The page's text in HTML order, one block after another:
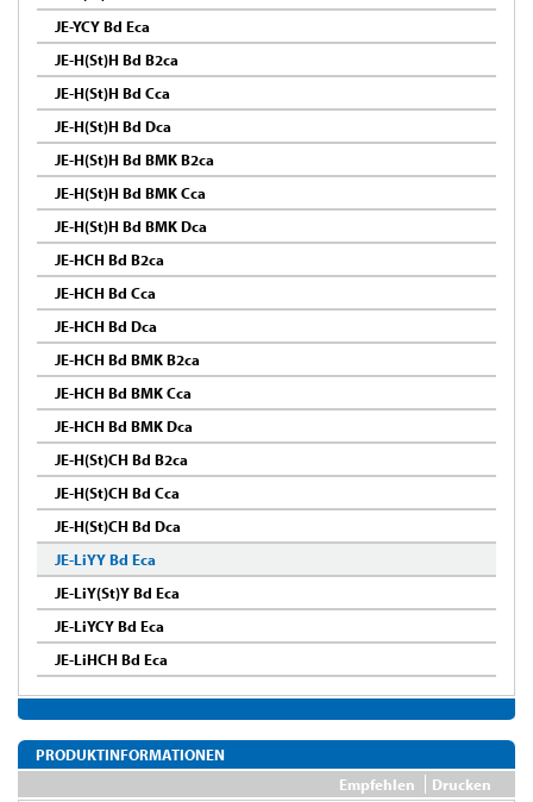
JE-YCY Bd Eca
JE-H(St)H Bd B2ca
JE-H(St)H Bd Cca
JE-H(St)H Bd Dca
JE-H(St)H Bd BMK B2ca
JE-H(St)H Bd BMK Cca
JE-H(St)H Bd BMK Dca
JE-HCH Bd B2ca
JE-HCH Bd Cca
JE-HCH Bd Dca
JE-HCH Bd BMK B2ca
JE-HCH Bd BMK Cca
JE-HCH Bd BMK Dca
JE-H(St)CH Bd B2ca
JE-H(St)CH Bd Cca
JE-H(St)CH Bd Dca
JE-LiYY Bd Eca
JE-LiY(St)Y Bd Eca
JE-LiYCY Bd Eca
JE-LiHCH Bd Eca
PRODUKTINFORMATIONEN
Empfehlen
Drucken